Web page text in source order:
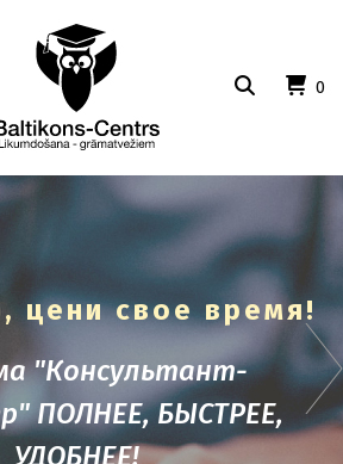
0
цени свое время!
"Консультант-
ПОЛНЕЕ, БЫСТРЕЕ,
УДОБНЕЕ!